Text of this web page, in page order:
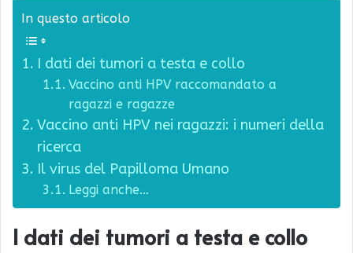
In questo articolo
I dati dei tumori a testa e collo
Vaccino anti HPV raccomandato a
ragazzi e ragazze
Vaccino anti HPV nei ragazzi: i numeri della
ricerca
Il virus del Papilloma Umano
Leggi anche…
I dati dei tumori a testa e collo